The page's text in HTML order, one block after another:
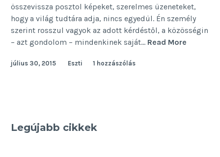
összevissza posztol képeket, szerelmes üzeneteket,
hogy a világ tudtára adja, nincs egyedül. Én személy
szerint rosszul vagyok az adott kérdéstől, a közösségin
– azt gondolom – mindenkinek saját… Read More
július 30, 2015 Eszti 1 hozzászólás
Legújabb cikkek